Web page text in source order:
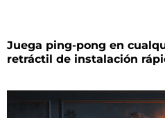
Juega ping-pong en
retráctil de instalación